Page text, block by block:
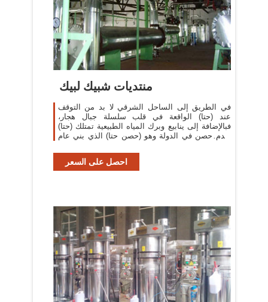
منتديات شبيك لبيك
في الطريق إلى الساحل الشرقي لا بد من التوقف
عند (حتا) الواقعة في قلب سلسلة جبال هجار،
فبالإضافة إلى ينابيع وبرك المياه الطبيعية تمتلك (حتا)
أقدم حصن في الدولة وهو (حصن حتا) الذي بني عام
احصل على السعر